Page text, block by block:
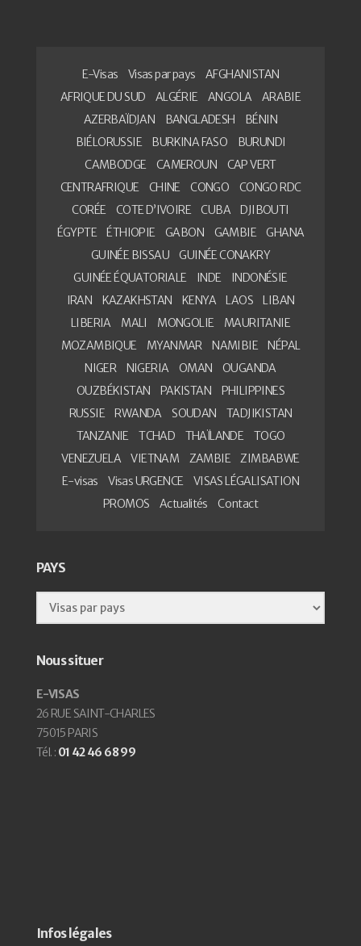
E-Visas Visas par pays
AFGHANISTAN
AFRIQUE DU SUD
ALGÉRIE ANGOLA
ARABIE
AZERBAÏDJAN
BANGLADESH
BÉNIN
BIÉLORUSSIE
BURKINA FASO
BURUNDI
CAMBODGE
CAMEROUN
CAP VERT
CENTRAFRIQUE
CHINE CONGO
CONGO RDC
CORÉE
COTE D’IVOIRE CUBA
DJIBOUTI
ÉGYPTE
ÉTHIOPIE GABON GAMBIE
GHANA
GUINÉE BISSAU
GUINÉE CONAKRY
GUINÉE ÉQUATORIALE
INDE
INDONÉSIE
IRAN
KAZAKHSTAN KENYA LAOS
LIBAN
LIBERIA
MALI MONGOLIE
MAURITANIE
MOZAMBIQUE
MYANMAR NAMIBIE
NÉPAL
NIGER
NIGERIA OMAN
OUGANDA
OUZBÉKISTAN
PAKISTAN
PHILIPPINES
RUSSIE
RWANDA SOUDAN
TADJIKISTAN
TANZANIE
TCHAD THAÏLANDE
TOGO
VENEZUELA
VIETNAM ZAMBIE
ZIMBABWE
E-visas
Visas URGENCE
VISAS LÉGALISATION
PROMOS
Actualités Contact
PAYS
Nous situer
E-VISAS
26 RUE SAINT-CHARLES
75015 PARIS
Tél. : 01 42 46 68 99
Infos légales